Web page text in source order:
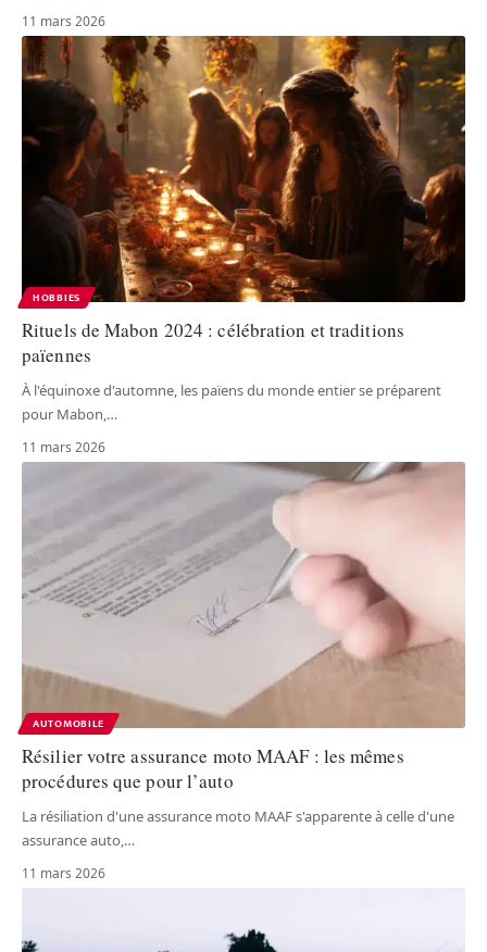
11 mars 2026
HOBBIES
Rituels de Mabon 2024 : célébration et traditions
païennes
À l'équinoxe d'automne, les païens du monde entier se préparent
pour Mabon,…
11 mars 2026
AUTOMOBILE
Résilier votre assurance moto MAAF : les mêmes
procédures que pour l’auto
La résiliation d'une assurance moto MAAF s'apparente à celle d'une
assurance auto,…
11 mars 2026